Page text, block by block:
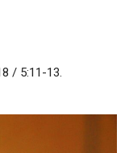
/ 5:11-13.